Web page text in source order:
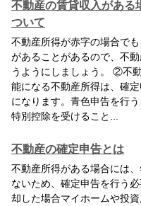
不動産の賃貸収入がある
ついて
不動産所得が赤字の場合で
があることがあるので、不
うようにしましょう。 ②不
能になる不動産所得は、確
になります。青色申告を行
特別控除を受けること...
不動産の確定申告とは
不動産所得がある場合には
ないため、確定申告を行う
却した場合マイホームや投